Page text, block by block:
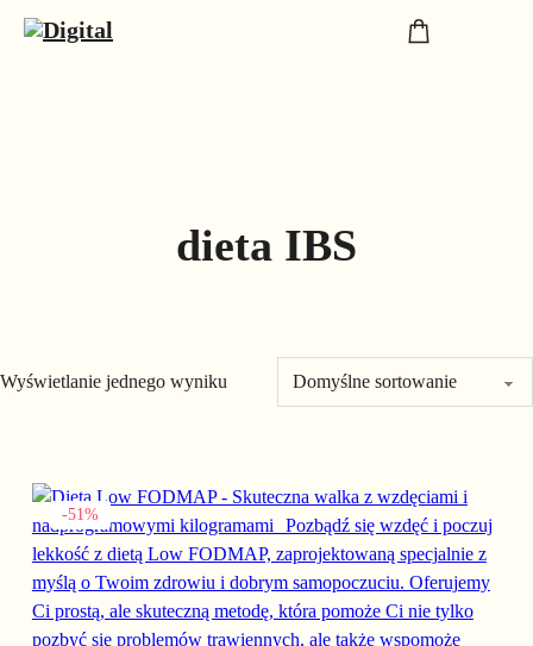
dieta IBS
Wyświetlanie jednego wyniku
-51%
Ten produkt ma wiele wariantów. Opcje można wybrać na stronie